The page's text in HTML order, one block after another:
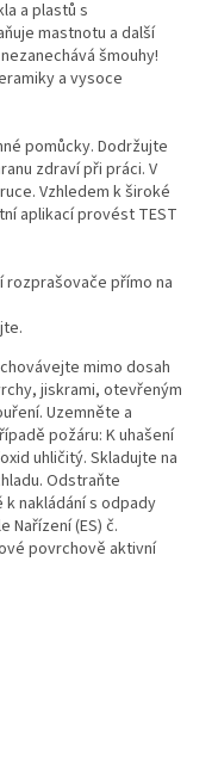
a plastů s
mastnotu a další
šmouhy!
a vysoce
é pomůcky. Dodržujte
zdraví při práci. V
Vzhledem k široké
aplikací provést TEST
přímo na
mimo dosah
jiskrami, otevřeným
Uzemněte a
požáru: K uhašení
uhličitý. Skladujte na
Odstraňte
nakládání s odpady
Nařízení (ES) č.
povrchově aktivní